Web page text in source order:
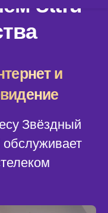
и
Звёздный
обслуживает